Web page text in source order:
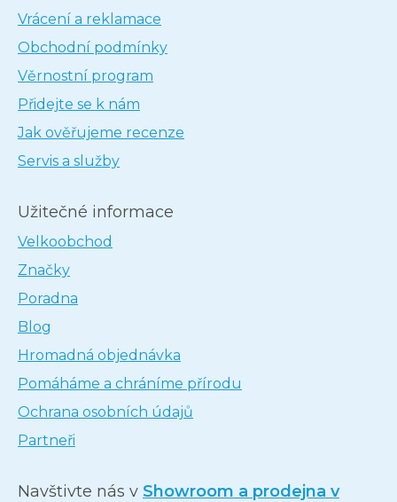
Vrácení a reklamace
Obchodní podmínky
Věrnostní program
Přidejte se k nám
Jak ověřujeme recenze
Servis a služby
Užitečné informace
Velkoobchod
Značky
Poradna
Blog
Hromadná objednávka
Pomáháme a chráníme přírodu
Ochrana osobních údajů
Partneři
Navštivte nás v Showroom a prodejna v